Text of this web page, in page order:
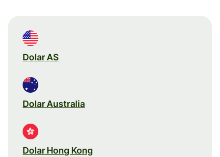
Dolar AS
Dolar Australia
Dolar Hong Kong